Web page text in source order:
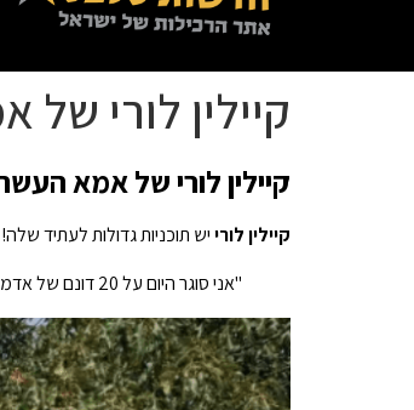
קיילין לורי של אמא העשרה
קיילין לורי של אמא העשרה קונה 20 דונם של
קיילין לורייש תוכניות גדולות לעתיד
"אני סוגר היום על 20 דונם של אדמה", שיתף כוכב הריאליטי בן ה-32 בסרטון נרגש. "סוף סוף הם הצליחו לבצע את הערכת האתר בסוף מאי."